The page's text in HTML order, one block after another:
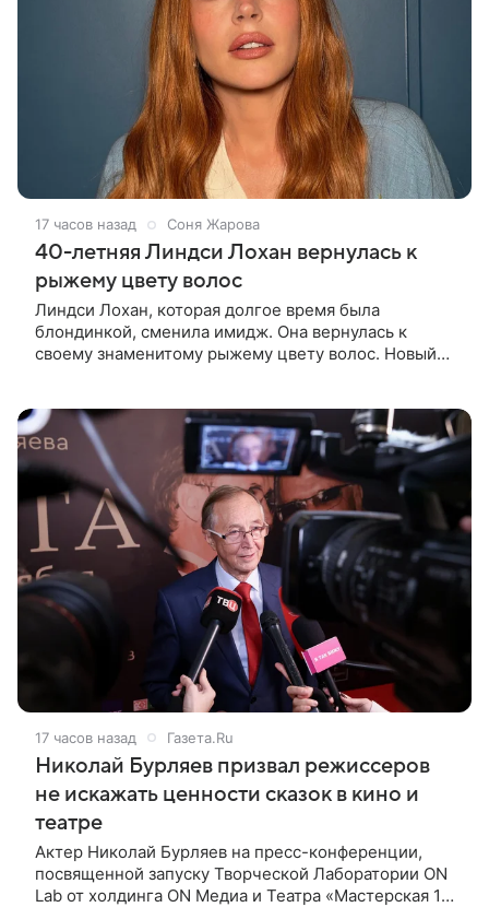
17 часов назад Соня Жарова
40-летняя Линдси Лохан вернулась к
рыжему цвету волос
Линдси Лохан, которая долгое время была
блондинкой, сменила имидж. Она вернулась к
своему знаменитому рыжему цвету волос. Новый
17 часов назад Газета.Ru
Николай Бурляев призвал режиссеров
не искажать ценности сказок в кино и
театре
Актер Николай Бурляев на пресс-конференции,
посвященной запуску Творческой Лаборатории ON
Lab от холдинга ON Медиа и Театра «Мастерская 12